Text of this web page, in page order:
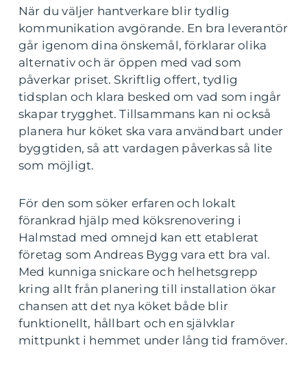
När du väljer hantverkare blir tydlig
kommunikation avgörande. En bra leverantör
går igenom dina önskemål, förklarar olika
alternativ och är öppen med vad som
påverkar priset. Skriftlig offert, tydlig
tidsplan och klara besked om vad som ingår
skapar trygghet. Tillsammans kan ni också
planera hur köket ska vara användbart under
byggtiden, så att vardagen påverkas så lite
som möjligt.
För den som söker erfaren och lokalt
förankrad hjälp med köksrenovering i
Halmstad med omnejd kan ett etablerat
företag som Andreas Bygg vara ett bra val.
Med kunniga snickare och helhetsgrepp
kring allt från planering till installation ökar
chansen att det nya köket både blir
funktionellt, hållbart och en självklar
mittpunkt i hemmet under lång tid framöver.